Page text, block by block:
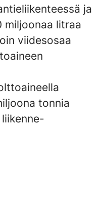
ja
miljoonaa litraa
viidesosaa
tonnia